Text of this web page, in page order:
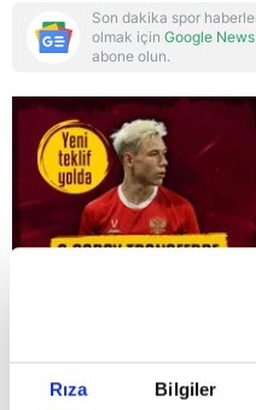
Rıza Bilgiler
Reddet
Son dakika spor
olmak için Google News
abone olun.